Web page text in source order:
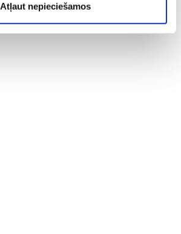
Atļaut nepieciešamos